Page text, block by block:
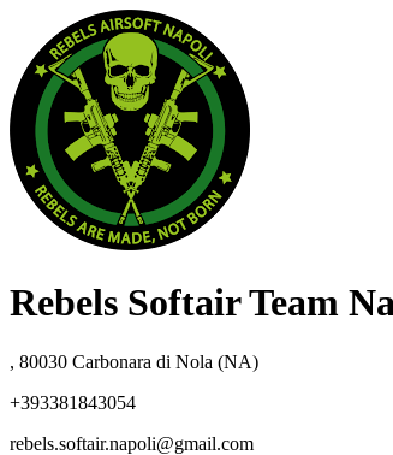
Rebels Softair Team
, 80030 Carbonara di Nola (NA)
+393381843054
rebels.softair.napoli@gmail.com